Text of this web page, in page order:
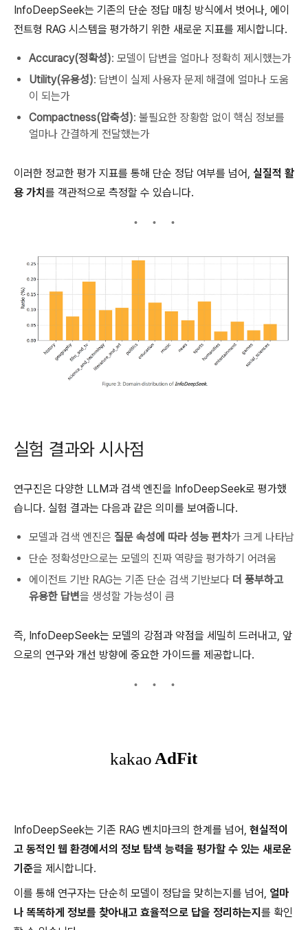
InfoDeepSeek는 기존의 단순 정답 매칭 방식에서 벗어나, 에이
전트형 RAG 시스템을 평가하기 위한 새로운 지표를 제시합니다.
Accuracy(정확성): 모델이 답변을 얼마나 정확히 제시했는가
Utility(유용성): 답변이 실제 사용자 문제 해결에 얼마나 도움
이 되는가
Compactness(압축성): 불필요한 장황함 없이 핵심 정보를
얼마나 간결하게 전달했는가
이러한 정교한 평가 지표를 통해 단순 정답 여부를 넘어, 실질적 활
용 가치 를 객관적으로 측정할 수 있습니다.
실험 결과와 시사점
연구진은 다양한 LLM과 검색 엔진을 InfoDeepSeek로 평가했
습니다. 실험 결과는 다음과 같은 의미를 보여줍니다.
모델과 검색 엔진은 질문 속성에 따라 성능 편차가 크게 나타남
단순 정확성만으로는 모델의 진짜 역량을 평가하기 어려움
에이전트 기반 RAG는 기존 단순 검색 기반보다 더 풍부하고
유용한 답변을 생성할 가능성이 큼
즉, InfoDeepSeek는 모델의 강점과 약점을 세밀히 드러내고, 앞
으로의 연구와 개선 방향에 중요한 가이드를 제공합니다.
InfoDeepSeek는 기존 RAG 벤치마크의 한계를 넘어, 현실적이
고 동적인 웹 환경에서의 정보 탐색 능력을 평가할 수 있는 새로운
기준을 제시합니다.
이를 통해 연구자는 단순히 모델이 정답을 맞히는지를 넘어, 얼마
나 똑똑하게 정보를 찾아내고 효율적으로 답을 정리하는지 를 확인